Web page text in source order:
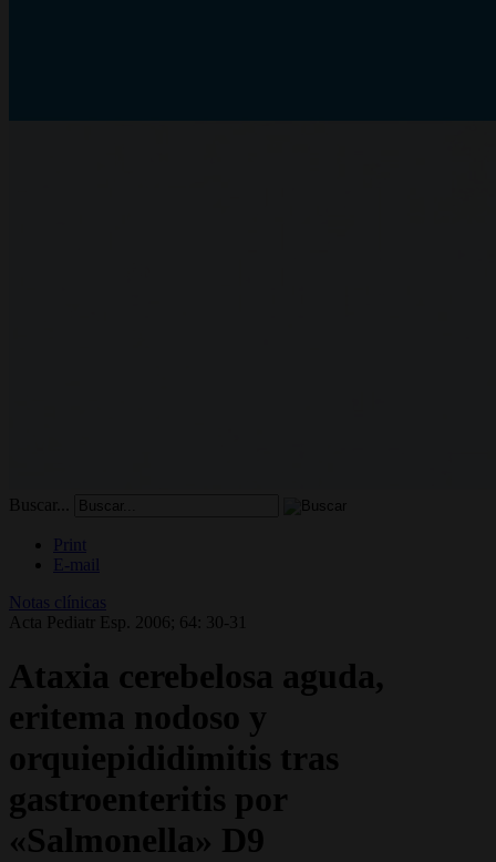
Buscar...
Print
E-mail
Notas clínicas
Acta Pediatr Esp. 2006; 64: 30-31
Ataxia cerebelosa aguda,
eritema nodoso y
orquiepididimitis tras
gastroenteritis por
«Salmonella» D9